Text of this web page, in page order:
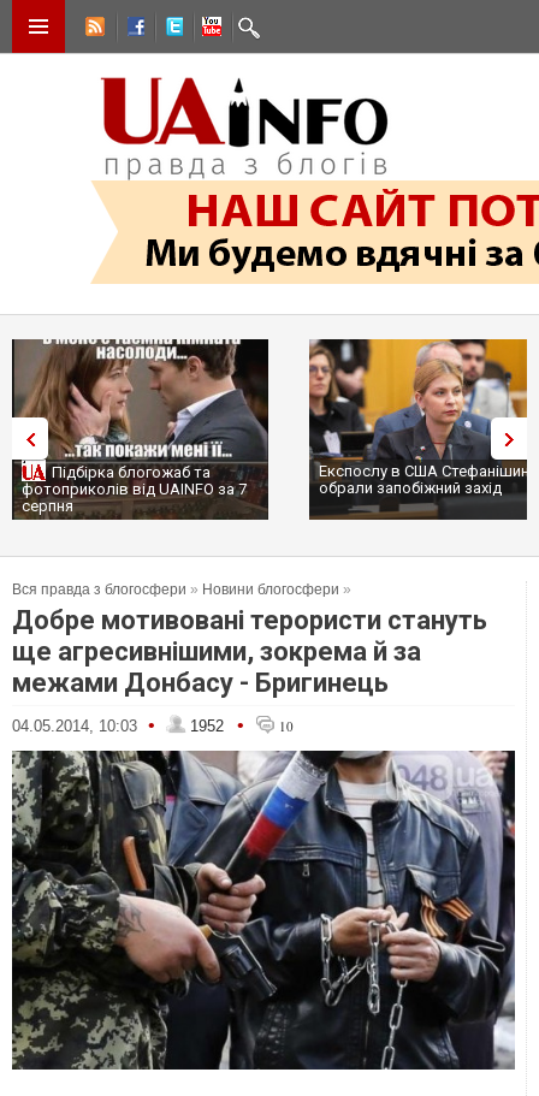
Підбірка блогожаб та
фотоприколів від UAINFO за 7
серпня
Експослу в США
обрали запобіжний захід
Вся правда з блогосфери » Новини блогосфери »
Добре мотивовані терористи стануть
ще агресивнішими, зокрема й за
межами Донбасу - Бригинець
04.05.2014, 10:03 • 1952 • 10